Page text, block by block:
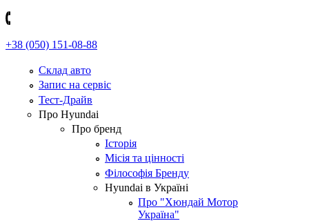
+38 (050) 151-08-88
Склад авто
Запис на сервіс
Тест-Драйв
Про Hyundai
Про бренд
Історія
Місія та цінності
Філософія Бренду
Hyundai в Україні
Про "Хюндай Мотор
Україна"